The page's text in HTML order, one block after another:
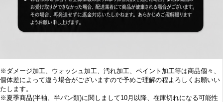
※ダメージ加工、ウォッシュ加工、汚れ加工、ペイント加工等は商品個々、
個体差によって違う場合がございますので予めご理解の程よろしくお願いい
たします。
※ 夏季商品(半袖、半パン類)に関しまして10月以降、在庫切れになる可能性